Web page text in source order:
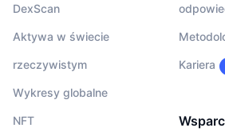
DexScan
Aktywa w świecie
rzeczywistym
Wykresy globalne
NFT
Kariera